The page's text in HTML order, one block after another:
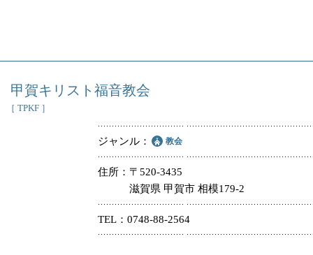
甲賀キリスト福音教会
［ TPKF ］
ジャンル 教会
住所
〒520-3435
滋賀県 甲賀市 相模179-2
TEL 0748-88-2564